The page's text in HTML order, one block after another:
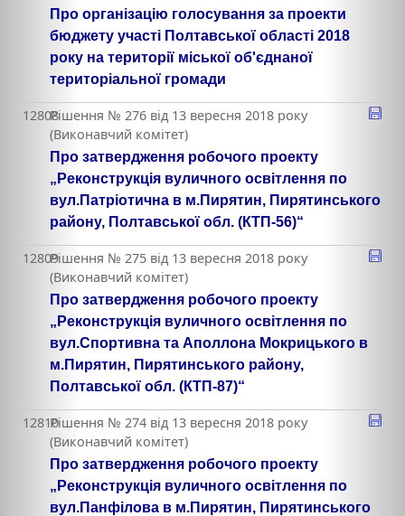
Про організацію голосування за проекти
бюджету участі Полтавської області 2018
року на території міської об'єднаної
територіальної громади
12808Рішення № 276 від 13 вересня 2018 року
(Виконавчий комітет)
Про затвердження робочого проекту
„Реконструкція вуличного освітлення по
вул.Патріотична в м.Пирятин, Пирятинського
району, Полтавської обл. (КТП-56)“
12809Рішення № 275 від 13 вересня 2018 року
(Виконавчий комітет)
Про затвердження робочого проекту
„Реконструкція вуличного освітлення по
вул.Спортивна та Аполлона Мокрицького в
м.Пирятин, Пирятинського району,
Полтавської обл. (КТП-87)“
12810Рішення № 274 від 13 вересня 2018 року
(Виконавчий комітет)
Про затвердження робочого проекту
„Реконструкція вуличного освітлення по
вул.Панфілова в м.Пирятин, Пирятинського